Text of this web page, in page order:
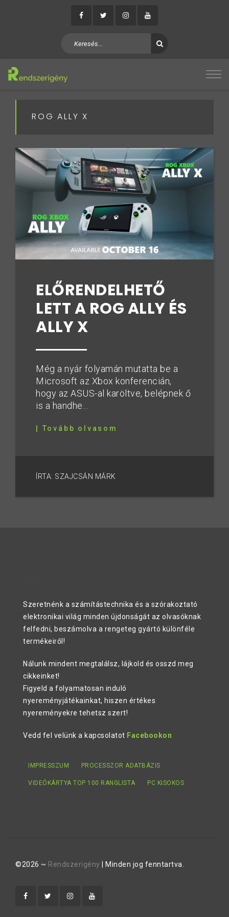
ROG ALLY X
ELŐRENDELHETŐ
LETT A ROG ALLY ÉS
ALLY X
Még a nyár folyamán mutatta be a
Microsoft az Xbox konferencián,
hogy az ASUS-al karöltve, belépnek ő
is a handhe...
| Tovább olvasom
ÍRTA: SZAJCSÁN MÁRK
Szeretnénk a számítástechnika és a szórakoztató
elektronikai világ minden újdonságát az olvasóknak
felfedni, beszámolva a rengeteg gyártó különféle
termékeiről!
Nálunk mindent megtalálsz, lájkold és osszd meg
cikkeinket!
Figyeld a folyamatosan induló
nyereményjátékainkat, hiszen értékes
nyereményekre tehetsz szert!
Vedd fel velünk a kapcsolatot Facebookon
IMPRESSZUM PROCESSZOR ADATBÁZIS
VIDEÓKÁRTYA TOP 100 RANGLISTA PC KISOKOS
©2026 ~ Rendszerigény | Minden jog fenntartva.